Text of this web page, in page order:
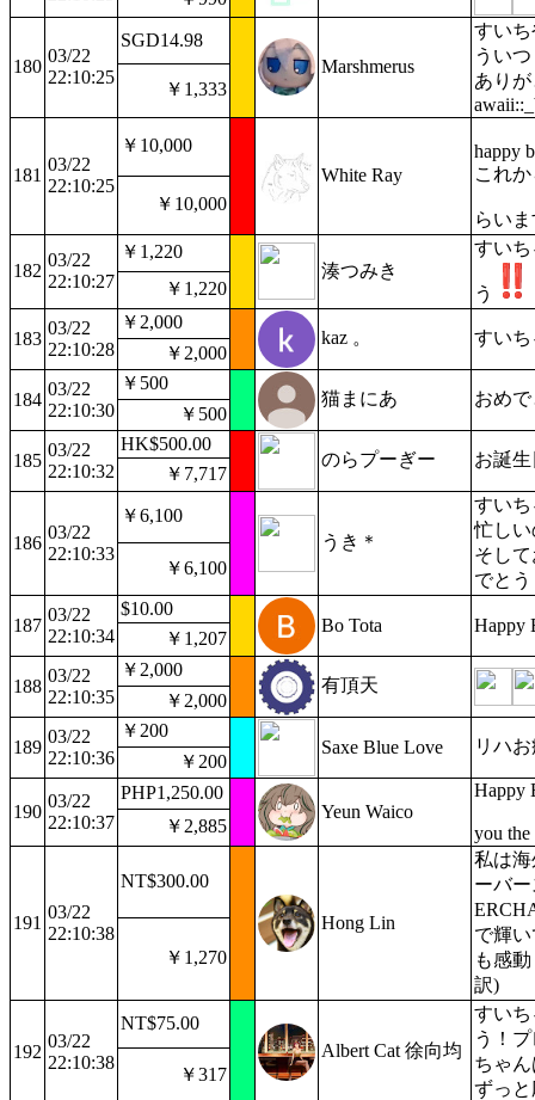
180
03/22
22:10:25
SGD14.98
Marshmerus
すい
うい
ありが
￥1,333
181
03/22
22:10:25
￥10,000
White Ray
happy
これ
らいま
￥10,000
182
03/22
22:10:27
￥1,220
湊つみき
すい
う
￥1,220
183
03/22
22:10:28
￥2,000
kaz 。 すい
￥2,000
184
03/22
22:10:30
￥500
猫まにあ おめ
￥500
185
03/22
22:10:32
HK$500.00
のらプーぎー お誕
￥7,717
186
03/22
22:10:33
￥6,100
うき＊
すい
忙し
そし
でとう
￥6,100
187
03/22
22:10:34
$10.00
Bo Tota
Happy
￥1,207
188
03/22
22:10:35
￥2,000
有頂天
￥2,000
189
03/22
22:10:36
￥200
Saxe Blue Love
リハ
￥200
190
03/22
22:10:37
PHP1,250.00
Yeun Waico
Happy
you
￥2,885
191
03/22
22:10:38
NT$300.00
Hong Lin
私は
ーバ
で輝
も感
訳)
￥1,270
192
03/22
22:10:38
NT$75.00
Albert Cat 徐向均
すい
う！
ちゃ
ずっ
￥317